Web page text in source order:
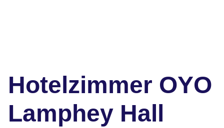
Hotelzimmer OYO
Lamphey Hall